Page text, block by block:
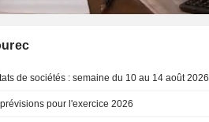
de sociétés : semaine du 10 au 14 août 2026
des prévisions pour l'exercice 2026